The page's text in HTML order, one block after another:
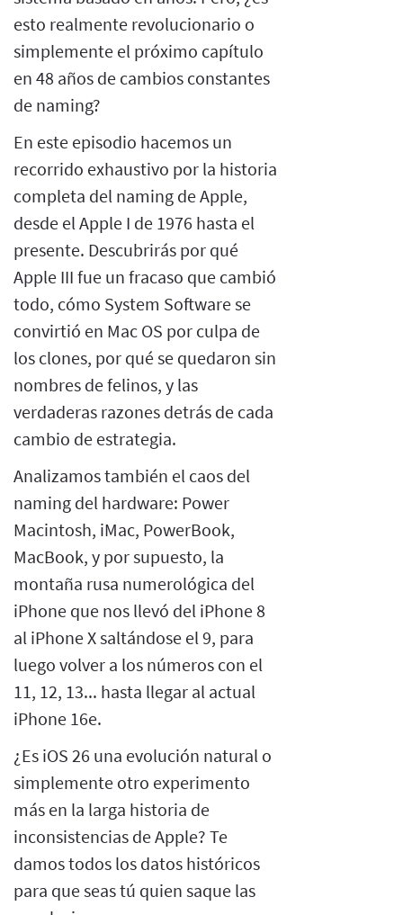
esto realmente revolucionario o
simplemente el próximo capítulo
en 48 años de cambios constantes
de naming?
En este episodio hacemos un
recorrido exhaustivo por la historia
completa del naming de Apple,
desde el Apple I de 1976 hasta el
presente. Descubrirás por qué
Apple III fue un fracaso que cambió
todo, cómo System Software se
convirtió en Mac OS por culpa de
los clones, por qué se quedaron sin
nombres de felinos, y las
verdaderas razones detrás de cada
cambio de estrategia.
Analizamos también el caos del
naming del hardware: Power
Macintosh, iMac, PowerBook,
MacBook, y por supuesto, la
montaña rusa numerológica del
iPhone que nos llevó del iPhone 8
al iPhone X saltándose el 9, para
luego volver a los números con el
11, 12, 13... hasta llegar al actual
iPhone 16e.
¿Es iOS 26 una evolución natural o
simplemente otro experimento
más en la larga historia de
inconsistencias de Apple? Te
damos todos los datos históricos
para que seas tú quien saque las